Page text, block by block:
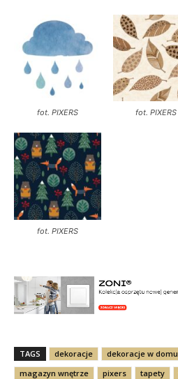
fot. PIXERS fot. PIXERS
fot. PIXERS
TAGS dekoracje dekoracje w domu
magazyn wnętrze
pixers tapety